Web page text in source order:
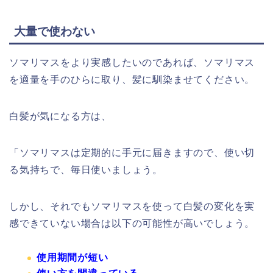
大量で使わない
ソマリマスをより実感したいのであれば、ソマリマス
を適量を手のひらに取り、髪に馴染ませてください。
白髪が気になる方は、
「ソマリマス は定期的に手元に届きますので、使い切
る気持ちで、毎日使いましょう。
しかし、それでもソマリマスを使って白髪の変化を実
感できていない場合は以下の可能性が高いでしょう。
使用期間が短い